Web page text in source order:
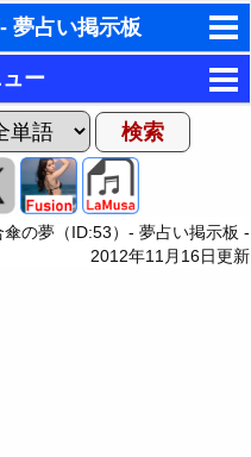
夢占い掲示板
星術
星術
来診断
で無料占い
ー
傘の夢（ID:53）- 夢占い掲示板 -
2012年11月16日更新